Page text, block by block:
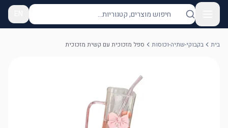
בית בקבוקי-שתיה-וכוסות ספל מזכוכית עם קשית מזכוכית